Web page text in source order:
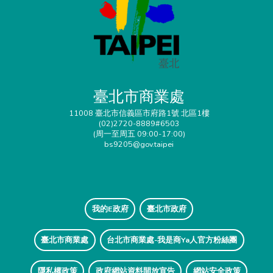
臺北市商業處
11008 臺北市信義區市府路1號 北區1樓
(02)2720-8889#6503
(周一至周五 09:00-17:00)
bs9205@gov.taipei
我的E政府 臺北市政府
臺北市商業處 台北市商業處-我是商Ya人官方粉絲團